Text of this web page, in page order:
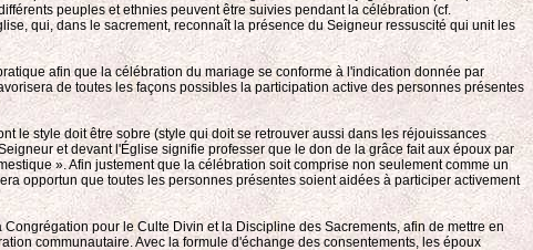
peuples et ethnies peuvent être suivies pendant la célébration (cf.
qui, dans le sacrement, reconnaît la présence du Seigneur ressuscité qui unit les
afin que la célébration du mariage se conforme à l'indication donnée par
de toutes les façons possibles la participation active des personnes présentes
le style doit être sobre (style qui doit se retrouver aussi dans les réjouissances
et devant l'Église signifie professer que le don de la grâce fait aux époux par
». Afin justement que la célébration soit comprise non seulement comme un
opportun que toutes les personnes présentes soient aidées à participer activement
pour le Culte Divin et la Discipline des Sacrements, afin de mettre en
communautaire. Avec la formule d'échange des consentements, les époux